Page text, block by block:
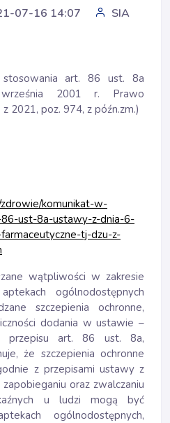
07-16 14:07
SIA
art. 86 ust. 8a
2001 r. Prawo
2021, poz. 974, z późn.zm.)
komunikat-w-
ust-8a-ustawy-z-dnia-6-
tj-dzu-z-
wątpliwości w zakresie
ogólnodostępnych
szczepienia ochronne,
dodania w ustawie –
przepisu art. 86 ust. 8a,
że szczepienia ochronne
z przepisami ustawy z
oraz zwalczaniu
u ludzi mogą być
ogólnodostępnych,